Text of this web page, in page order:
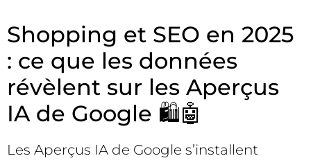
Shopping et SEO en 2025
: ce que les données
révèlent sur les Aperçus
IA de Google 🛍️🤖
Les Aperçus IA de Google s’installent